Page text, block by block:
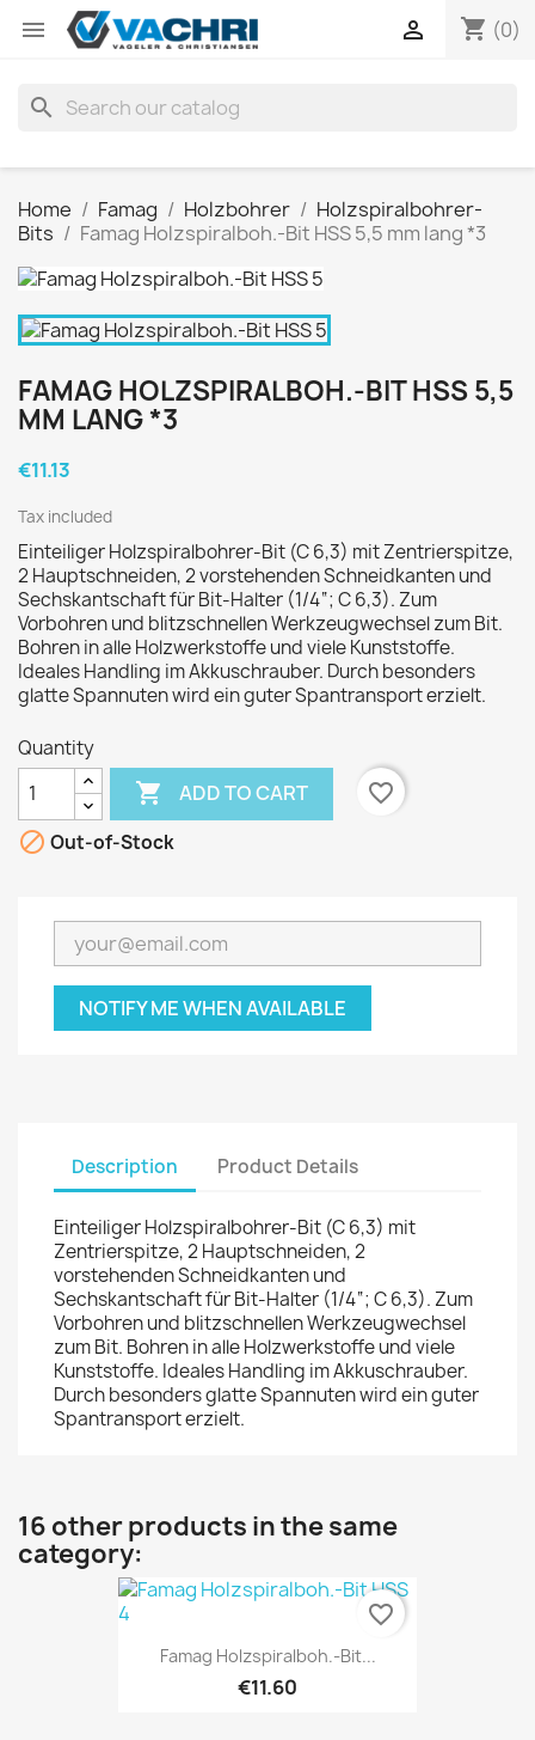
 shopping_cart (0)

search
Home Famag Holzbohrer
Holzspiralbohrer-
Bits
Famag Holzspiralboh.-Bit HSS 5,5 mm lang *3
FAMAG HOLZSPIRALBOH.-BIT HSS 5,5
MM LANG *3
€11.13
Tax included
Einteiliger Holzspiralbohrer-Bit (C 6,3) mit Zentrierspitze,
2 Hauptschneiden, 2 vorstehenden Schneidkanten und
Sechskantschaft für Bit-Halter (1/4“; C 6,3). Zum
Vorbohren und blitzschnellen Werkzeugwechsel zum Bit.
Bohren in alle Holzwerkstoffe und viele Kunststoffe.
Ideales Handling im Akkuschrauber. Durch besonders
glatte Spannuten wird ein guter Spantransport erzielt.
Quantity
 ADD TO CART
favorite_border
 Out-of-Stock
NOTIFY ME WHEN AVAILABLE
Description Product Details
Einteiliger Holzspiralbohrer-Bit (C 6,3) mit
Zentrierspitze, 2 Hauptschneiden, 2
vorstehenden Schneidkanten und
Sechskantschaft für Bit-Halter (1/4“; C 6,3). Zum
Vorbohren und blitzschnellen Werkzeugwechsel
zum Bit. Bohren in alle Holzwerkstoffe und viele
Kunststoffe. Ideales Handling im Akkuschrauber.
Durch besonders glatte Spannuten wird ein guter
Spantransport erzielt.
16 other products in the same
category:
Famag Holzspiralboh.-Bit...
€11.60
favorite_border